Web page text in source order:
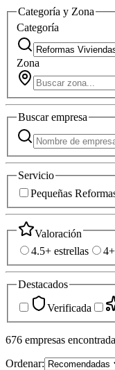
Categoría y Zona
Categoría
Zona
Buscarempresa
Servicio
Pequeñas
Valoración
4.5+ estrellas
Destacados
Verificada
676 empresas
Ordenar: